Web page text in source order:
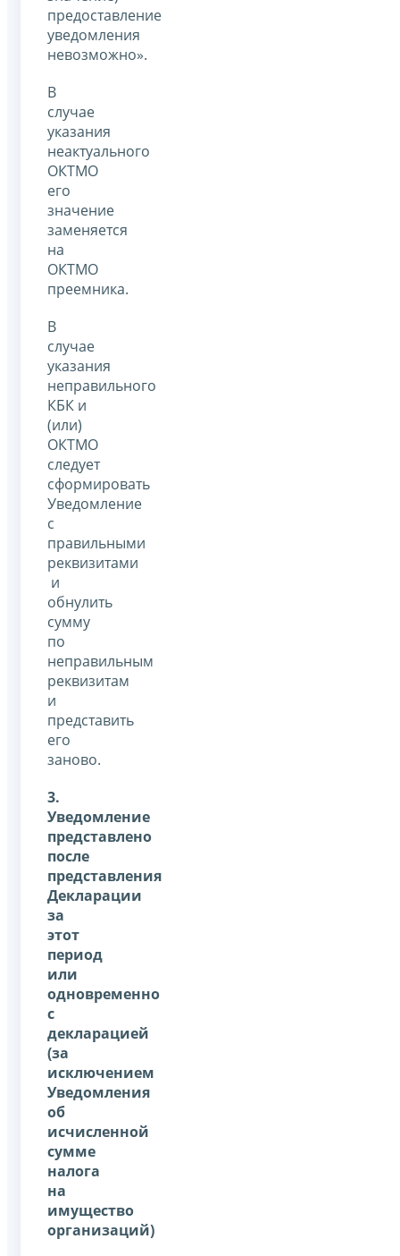
предоставление
уведомления
невозможно».
В
случае
указания
неактуального
ОКТМО
его
значение
заменяется
на
ОКТМО
преемника.
В
случае
указания
неправильного
КБК и
(или)
ОКТМО
следует
сформировать
Уведомление
с
правильными
реквизитами
и
обнулить
сумму
по
неправильным
реквизитам
и
представить
его
заново.
3.
Уведомление
представлено
после
представления
Декларации
за
этот
период
или
одновременно
с
декларацией
(за
исключением
Уведомления
об
исчисленной
сумме
налога
на
имущество
организаций)